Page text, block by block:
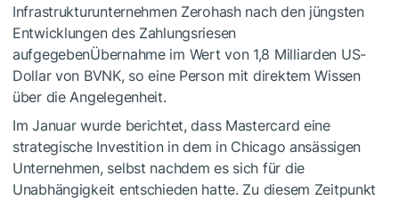
Infrastrukturunternehmen Zerohash nach den jüngsten
Entwicklungen des Zahlungsriesen
aufgegebenÜbernahme im Wert von 1,8 Milliarden US-
Dollar von BVNK, so eine Person mit direktem Wissen
über die Angelegenheit.
Im Januar wurde berichtet, dass Mastercard eine
strategische Investition in dem in Chicago ansässigen
Unternehmen, selbst nachdem es sich für die
Unabhängigkeit entschieden hatte. Zu diesem Zeitpunkt